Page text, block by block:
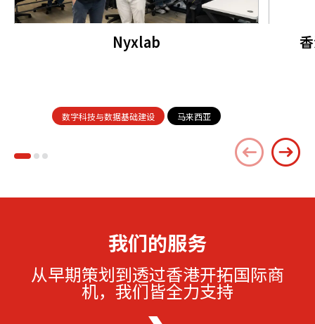
Nyxlab
数字科技与数据基础建设 马来西亚
我们的服务
从早期策划到透过香港开拓国际商
机，我们皆全力支持